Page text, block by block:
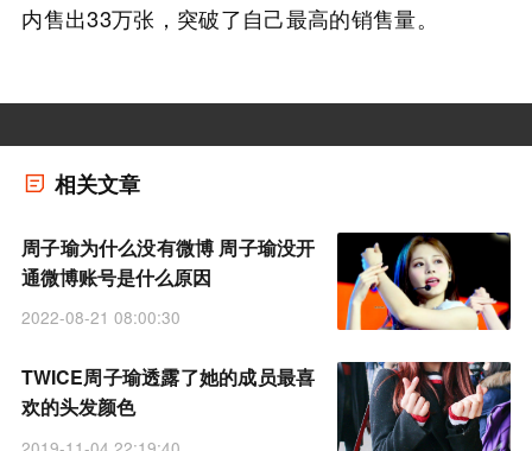
内售出33万张，突破了自己最高的销售量。
相关文章
周子瑜为什么没有微博 周子瑜没开
通微博账号是什么原因
2022-08-21 08:00:30
TWICE周子瑜透露了她的成员最喜
欢的头发颜色